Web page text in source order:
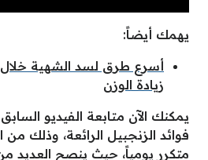
يهمك أيضاً:
أسرع طرق لسد الشهية
زيادة الوزن
يمكنك الآن متابعة الفيديو
فوائد الزنجبيل الرائعة، وذلك
متكرر يومياً، حيث ينصح العديد